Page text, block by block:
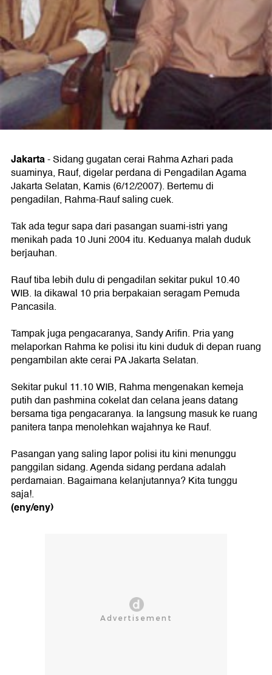
Jakarta- Sidang gugatan cerai Rahma Azhari pada
suaminya, Rauf, digelar perdana di Pengadilan Agama
Jakarta Selatan, Kamis (6/12/2007). Bertemu di
pengadilan, Rahma-Rauf saling cuek.
Tak ada tegur sapa dari pasangan suami-istri yang
menikah pada 10 Juni 2004 itu. Keduanya malah duduk
berjauhan.
Rauf tiba lebih dulu di pengadilan sekitar pukul 10.40
WIB. Ia dikawal 10 pria berpakaian seragam Pemuda
Pancasila.
Tampak juga pengacaranya, Sandy Arifin. Pria yang
melaporkan Rahma ke polisi itu kini duduk di depan ruang
pengambilan akte cerai PA Jakarta Selatan.
Sekitar pukul 11.10 WIB, Rahma mengenakan kemeja
putih dan pashmina cokelat dan celana jeans datang
bersama tiga pengacaranya. Ia langsung masuk ke ruang
panitera tanpa menolehkan wajahnya ke Rauf.
Pasangan yang saling lapor polisi itu kini menunggu
panggilan sidang. Agenda sidang perdana adalah
perdamaian. Bagaimana kelanjutannya? Kita tunggu
saja!.
(eny/eny)